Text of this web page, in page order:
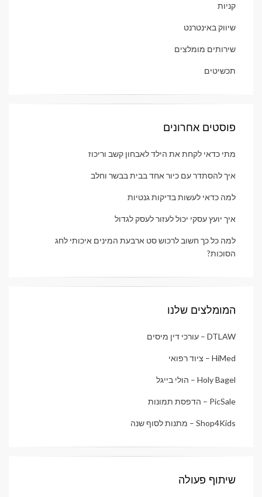
קניות
שיווק באינטרנט
שירותים מומלצים
תכשיטים
פוסטים אחרונים
מתי כדאי לקחת את הילד לאבחון קשב וריכוז
איך להסתדר עם כיור אחד בבית בבשר וחלב
למה כדאי לעשות בדיקות גנטיות
איך יועץ עסקי יכול לעזור לעסק לגדול
למה כל כך חשוב לרכוש סט ארבעת המינים איכותי לחג
הסוכות?
המומלצים שלנו
DTLAW – עורכי דין מיסים
HiMed – ציוד רפואי
Holy Bagel – הולי בייגל
PicSale – הדפסת תמונות
Shop4Kids – מתנות לסוף שנה
שיתוף פעולה